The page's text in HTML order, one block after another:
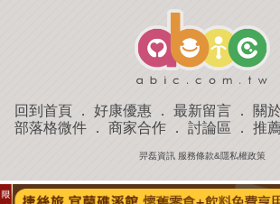
回到首頁 ． 好康優惠 ． 最新留言 ． 關
部落格微件． 商家合作． 討論區 ． 推
羿磊資訊 服務條款&隱私權政策